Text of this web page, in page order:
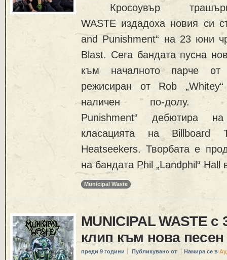
Кросоувър
WASTE издадоха новия си
and Punishment“ на 23 юни
Blast. Сега бандата пусна
към началното парче
режисиран от Rob
наличен по-
Punishment“ дебютира
класацията на
Heatseekers. Творбата е
на бандата Phil „Landphil“
Municipal Waste
MUNICIPAL WASTE с
клип към нова песен
преди 9 години Публикувано от Намира се в